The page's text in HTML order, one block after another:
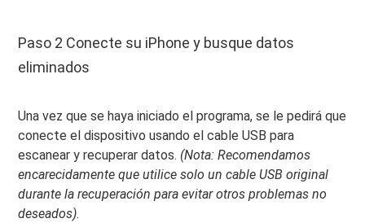
Paso 2 Conecte su iPhone y busque datos
eliminados
Una vez que se haya iniciado el programa, se le pedirá que
conecte el dispositivo usando el cable USB para
escanear y recuperar datos. (Nota: Recomendamos
encarecidamente que utilice solo un cable USB original
durante la recuperación para evitar otros problemas no
deseados).